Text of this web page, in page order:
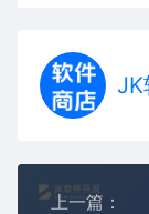
JK
上一篇：